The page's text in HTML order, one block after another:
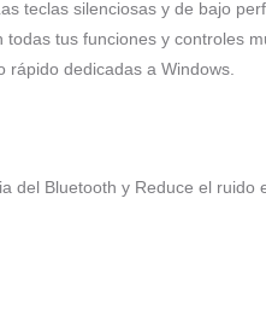
teclas silenciosas y de bajo
tus funciones y controles
dedicadas a Windows.
del Bluetooth y Reduce el ruido